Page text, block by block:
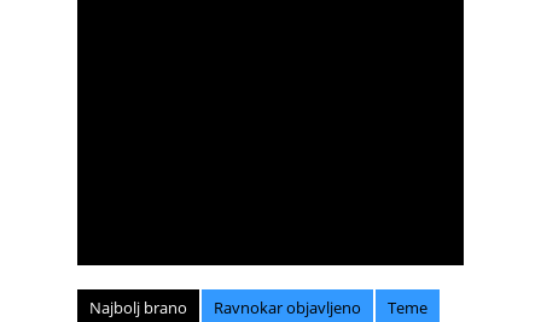
Najbolj brano Ravnokar objavljeno Teme